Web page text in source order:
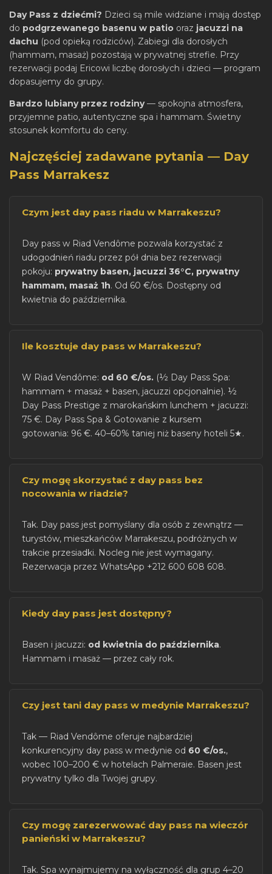
Day Pass z dziećmi? Dzieci są mile widziane i mają dostęp
do podgrzewanego basenu w patio oraz jacuzzi na
dachu (pod opieką rodziców). Zabiegi dla dorosłych
(hammam, masaż) pozostają w prywatnej strefie. Przy
rezerwacji podaj Ericowi liczbę dorosłych i dzieci — program
dopasujemy do grupy.
Bardzo lubiany przez rodziny— spokojna atmosfera,
przyjemne patio, autentyczne spa i hammam. Świetny
stosunek komfortu do ceny.
Najczęściej zadawane pytania — Day
Pass Marrakesz
Czym jest day pass riadu w Marrakeszu?
Day pass w Riad Vendôme pozwala korzystać z
udogodnień riadu przez pół dnia bez rezerwacji
pokoju: prywatny basen, jacuzzi 36°C, prywatny
hammam, masaż 1h. Od 60 €/os. Dostępny od
kwietnia do października.
Ile kosztuje day pass w Marrakeszu?
W Riad Vendôme: od 60 €/os. (½ Day Pass Spa:
hammam + masaż + basen, jacuzzi opcjonalnie). ½
Day Pass Prestige z marokańskim lunchem + jacuzzi:
75 €. Day Pass Spa & Gotowanie z kursem
gotowania: 96 €. 40–60% taniej niż baseny hoteli 5★.
Czy mogę skorzystać z day pass bez
nocowania w riadzie?
Tak. Day pass jest pomyślany dla osób z zewnątrz —
turystów, mieszkańców Marrakeszu, podróżnych w
trakcie przesiadki. Nocleg nie jest wymagany.
Rezerwacja przez WhatsApp +212 600 608 608.
Kiedy day pass jest dostępny?
Basen i jacuzzi: od kwietnia do października.
Hammam i masaż — przez cały rok.
Czy jest tani day pass w medynie Marrakeszu?
Tak — Riad Vendôme oferuje najbardziej
konkurencyjny day pass w medynie od 60 €/os.,
wobec 100–200 € w hotelach Palmeraie. Basen jest
prywatny tylko dla Twojej grupy.
Czy mogę zarezerwować day pass na wieczór
panieński w Marrakeszu?
Tak. Spa wynajmujemy na wyłączność dla grup 4–20